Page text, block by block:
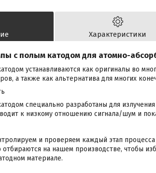
Характеристики
с полым катодом для атомно-
устанавливаются как оригиналы во
а также как альтернатива для многих
специально разработаны для
к низкому отношению сигнала/шум и
и проверяем каждый этап
на нашем производстве, чтобы
материале.